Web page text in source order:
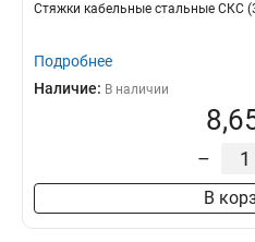
Стяжки кабельные стальные СКС
Подробнее
Наличие: В наличии
–
В